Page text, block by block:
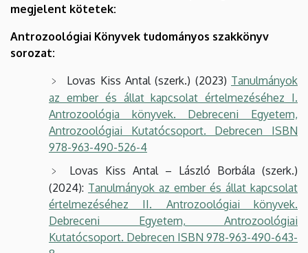
megjelent kötetek:
Antrozoológiai Könyvek tudományos szakkönyv
sorozat:
Lovas Kiss Antal (szerk.) (2023) Tanulmányok
az ember és állat kapcsolat értelmezéséhez I.
Antrozoológia könyvek. Debreceni Egyetem,
Antrozoológiai Kutatócsoport. Debrecen ISBN
978-963-490-526-4
Lovas Kiss Antal – László Borbála (szerk.)
(2024): Tanulmányok az ember és állat kapcsolat
értelmezéséhez II. Antrozoológiai könyvek.
Debreceni Egyetem, Antrozoológiai
Kutatócsoport. Debrecen ISBN 978-963-490-643-